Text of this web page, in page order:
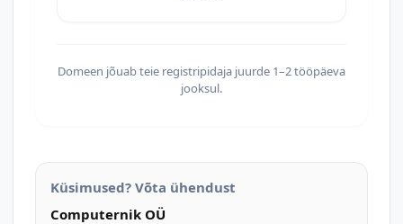
Domeen jõuab teie registripidaja juurde 1–2 tööpäeva
jooksul.
Küsimused? Võta ühendust
Computernik OÜ